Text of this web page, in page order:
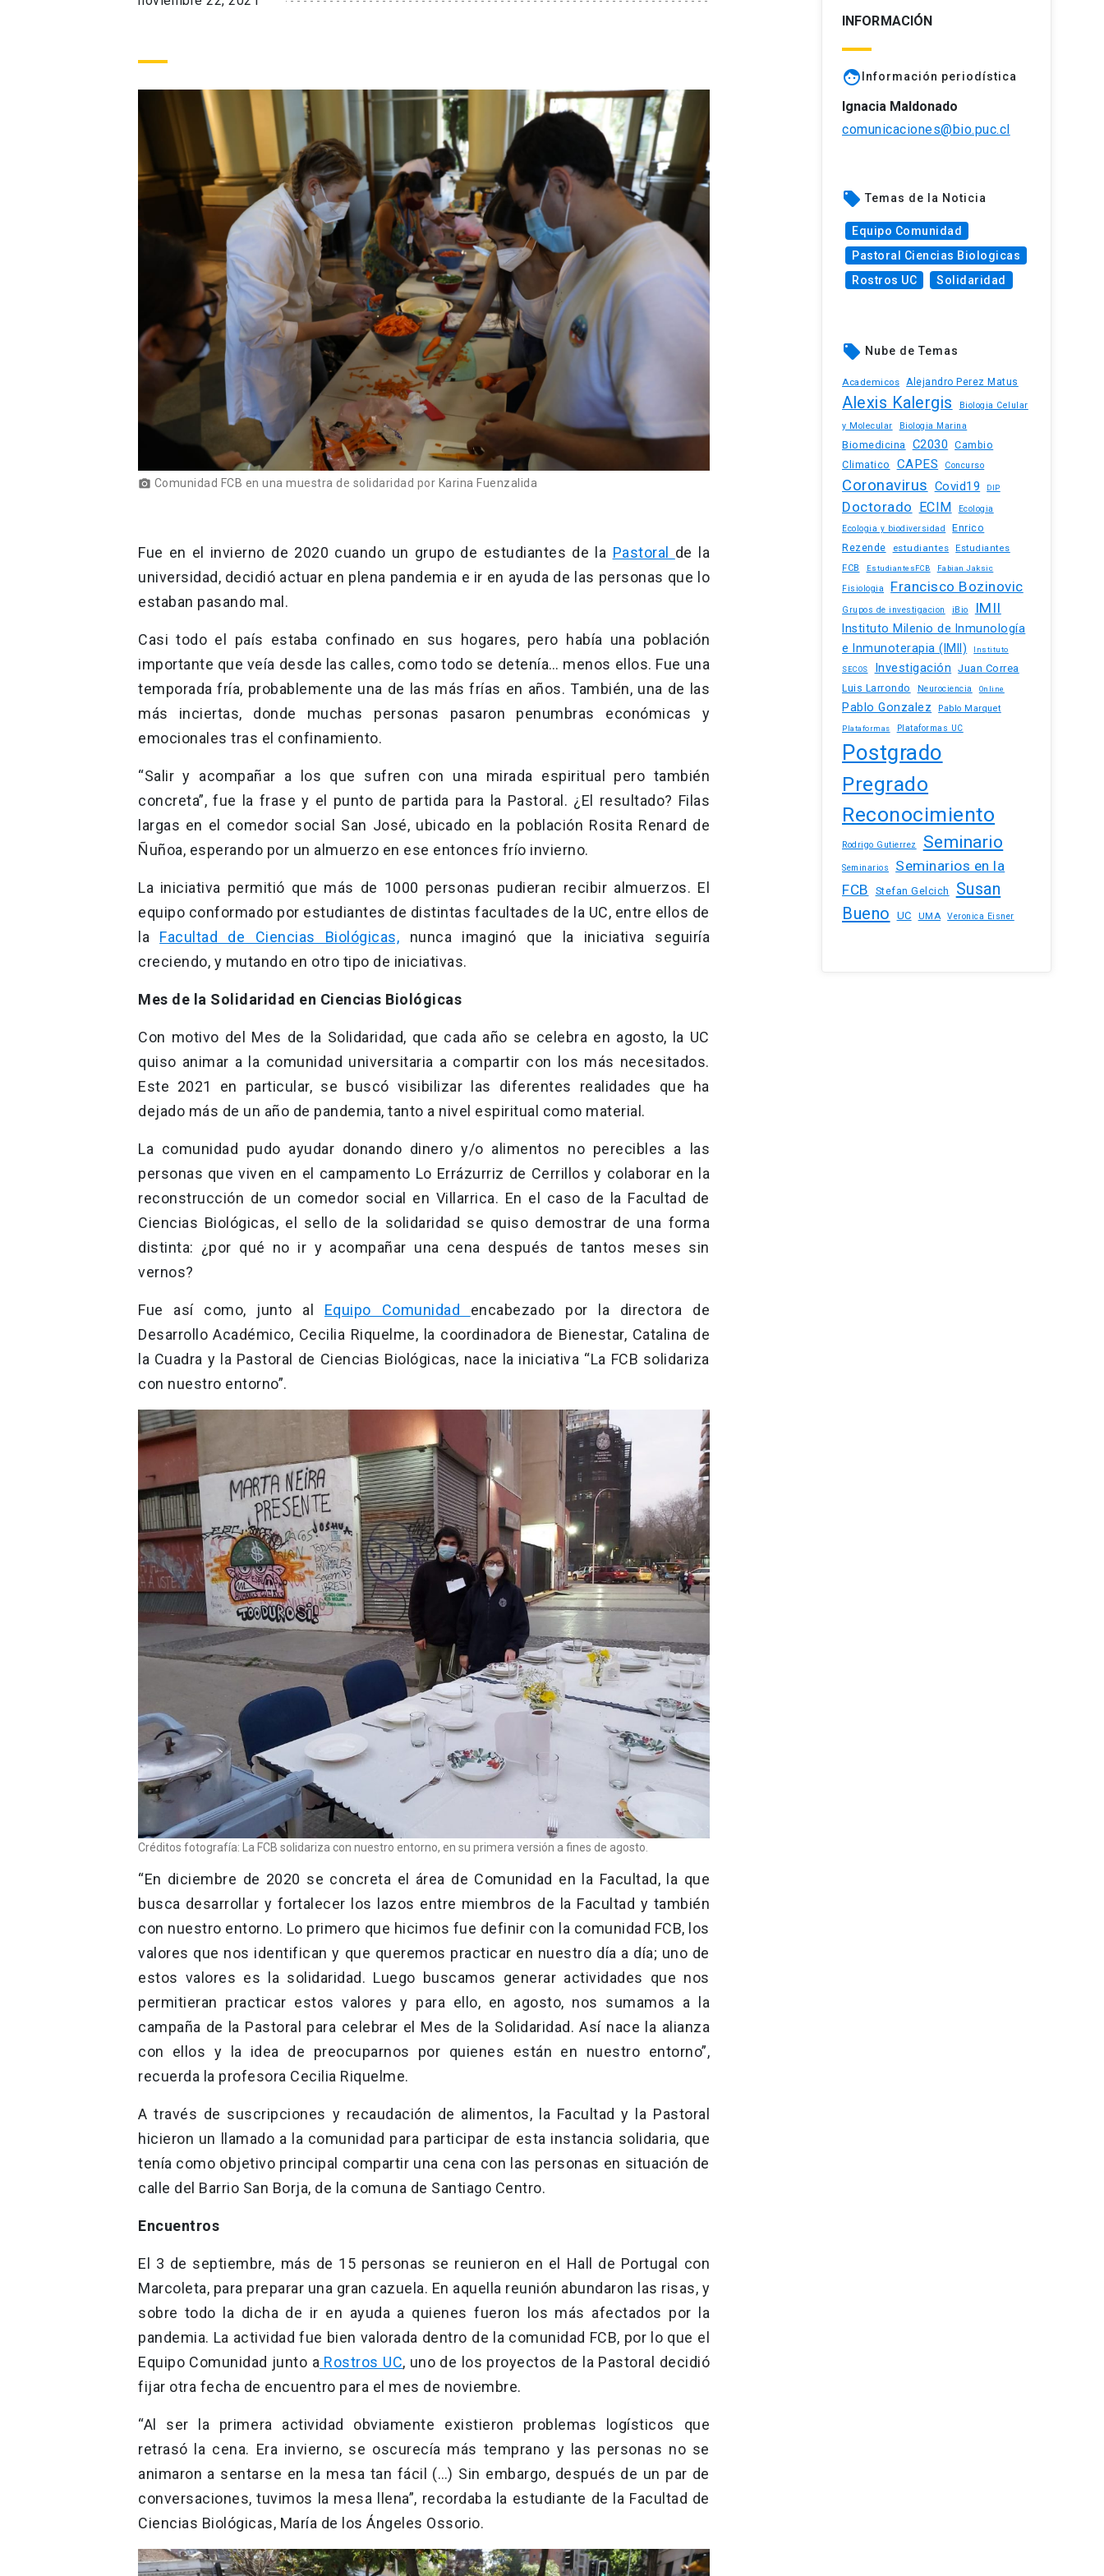
photo_camera Comunidad FCB en una muestra de solidaridad por Karina Fuenzalida
Fue en el invierno de 2020 cuando un grupo de estudiantes de la Pastoral de la
universidad, decidió actuar en plena pandemia e ir en ayuda de las personas que lo
estaban pasando mal.
Casi todo el país estaba confinado en sus hogares, pero había una población
importante que veía desde las calles, como todo se detenía… menos ellos. Fue una
temporada fría, probablemente una de las más frías en años. También, una de las
más inciertas, donde muchas personas pasaron penumbras económicas y
emocionales tras el confinamiento.
“Salir y acompañar a los que sufren con una mirada espiritual pero también
concreta”, fue la frase y el punto de partida para la Pastoral. ¿El resultado? Filas
largas en el comedor social San José, ubicado en la población Rosita Renard de
Ñuñoa, esperando por un almuerzo en ese entonces frío invierno.
La iniciativa permitió que más de 1000 personas pudieran recibir almuerzos. El
equipo conformado por estudiantes de distintas facultades de la UC, entre ellos de
la Facultad de Ciencias Biológicas, nunca imaginó que la iniciativa seguiría
creciendo, y mutando en otro tipo de iniciativas.
Mes de la Solidaridad en Ciencias Biológicas
Con motivo del Mes de la Solidaridad, que cada año se celebra en agosto, la UC
quiso animar a la comunidad universitaria a compartir con los más necesitados.
Este 2021 en particular, se buscó visibilizar las diferentes realidades que ha
dejado más de un año de pandemia, tanto a nivel espiritual como material.
La comunidad pudo ayudar donando dinero y/o alimentos no perecibles a las
personas que viven en el campamento Lo Errázurriz de Cerrillos y colaborar en la
reconstrucción de un comedor social en Villarrica. En el caso de la Facultad de
Ciencias Biológicas, el sello de la solidaridad se quiso demostrar de una forma
distinta: ¿por qué no ir y acompañar una cena después de tantos meses sin
vernos?
Fue así como, junto al Equipo Comunidad encabezado por la directora de
Desarrollo Académico, Cecilia Riquelme, la coordinadora de Bienestar, Catalina de
la Cuadra y la Pastoral de Ciencias Biológicas, nace la iniciativa “La FCB solidariza
con nuestro entorno”.
Créditos fotografía: La FCB solidariza con nuestro entorno, en su primera versión a fines de agosto.
“En diciembre de 2020 se concreta el área de Comunidad en la Facultad, la que
busca desarrollar y fortalecer los lazos entre miembros de la Facultad y también
con nuestro entorno. Lo primero que hicimos fue definir con la comunidad FCB, los
valores que nos identifican y que queremos practicar en nuestro día a día; uno de
estos valores es la solidaridad. Luego buscamos generar actividades que nos
permitieran practicar estos valores y para ello, en agosto, nos sumamos a la
campaña de la Pastoral para celebrar el Mes de la Solidaridad. Así nace la alianza
con ellos y la idea de preocuparnos por quienes están en nuestro entorno”,
recuerda la profesora Cecilia Riquelme.
A través de suscripciones y recaudación de alimentos, la Facultad y la Pastoral
hicieron un llamado a la comunidad para participar de esta instancia solidaria, que
tenía como objetivo principal compartir una cena con las personas en situación de
calle del Barrio San Borja, de la comuna de Santiago Centro.
Encuentros
El 3 de septiembre, más de 15 personas se reunieron en el Hall de Portugal con
Marcoleta, para preparar una gran cazuela. En aquella reunión abundaron las risas, y
sobre todo la dicha de ir en ayuda a quienes fueron los más afectados por la
pandemia. La actividad fue bien valorada dentro de la comunidad FCB, por lo que el
Equipo Comunidad junto a Rostros UC, uno de los proyectos de la Pastoral decidió
fijar otra fecha de encuentro para el mes de noviembre.
“Al ser la primera actividad obviamente existieron problemas logísticos que
retrasó la cena. Era invierno, se oscurecía más temprano y las personas no se
animaron a sentarse en la mesa tan fácil (…) Sin embargo, después de un par de
conversaciones, tuvimos la mesa llena”, recordaba la estudiante de la Facultad de
Ciencias Biológicas, María de los Ángeles Ossorio.
INFORMACIÓN
face Información periodística
Ignacia Maldonado
comunicaciones@bio.puc.cl
local_offer Temas de la Noticia
Equipo Comunidad
Pastoral Ciencias Biologicas
Rostros UC
Solidaridad
local_offer Nube de Temas
Academicos Alejandro Perez Matus
Alexis Kalergis
Biologia Celular
y Molecular
Biologia Marina
Biomedicina C2030
Cambio
Climatico
CAPES Concurso
Coronavirus Covid19 DIP
Doctorado ECIM Ecologia
Ecologia y biodiversidad
Enrico
Rezende
estudiantes
Estudiantes
FCB
EstudiantesFCB Fabian Jaksic
Fisiologia Francisco Bozinovic
Grupos de investigacion iBio IMII
Instituto Milenio de Inmunología
e Inmunoterapia (IMII)
Instituto
SECOS Investigación
Juan Correa
Luis Larrondo
Neurociencia Online
Pablo Gonzalez Pablo Marquet
Plataformas Plataformas UC
Postgrado
Pregrado
Reconocimiento
Rodrigo Gutierrez Seminario
Seminarios
Seminarios en la
FCB
Stefan Gelcich
Susan
Bueno
UC UMA Veronica Eisner